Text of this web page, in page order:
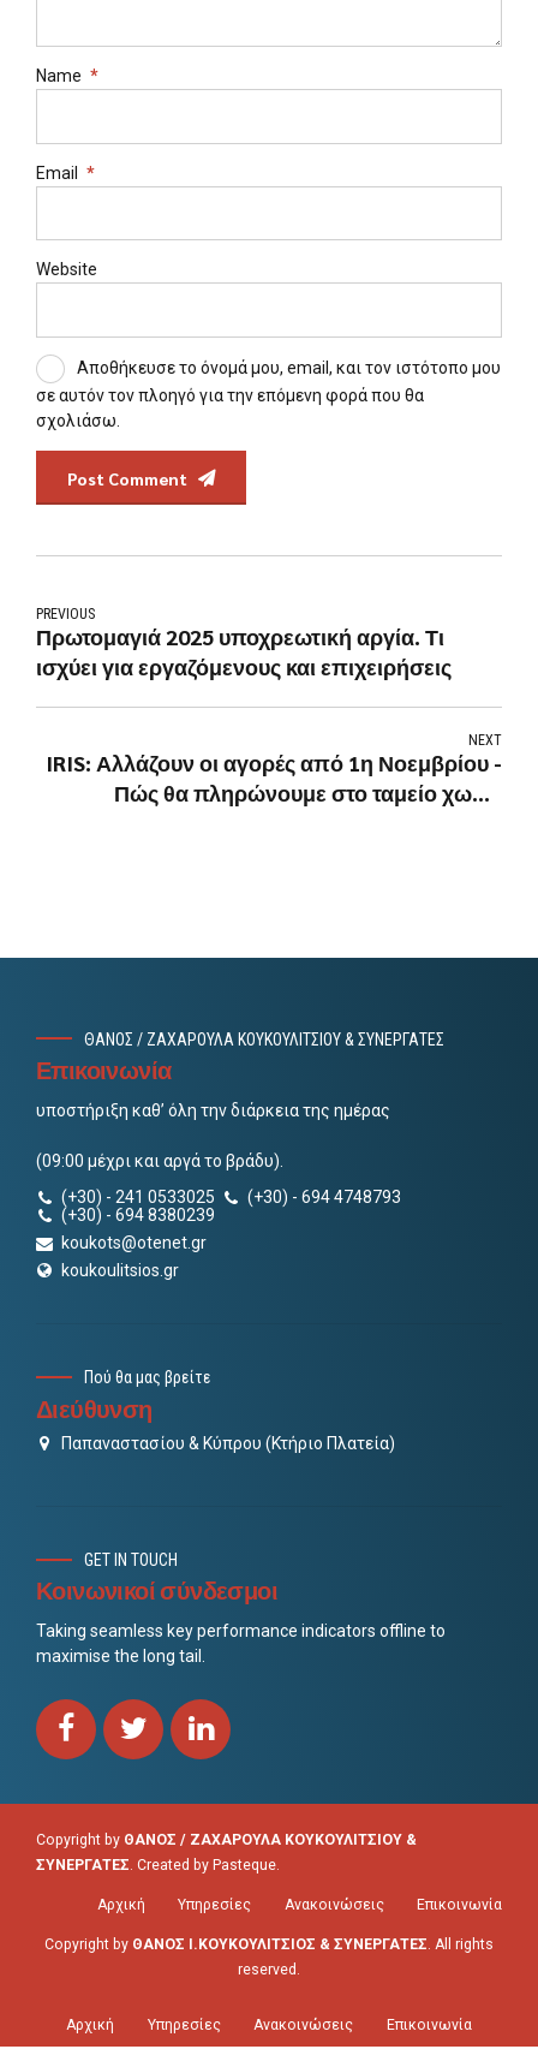
Name *
Email *
Website
Αποθήκευσε το όνομά μου, email, και τον ιστότοπο μου
σε αυτόν τον πλοηγό για την επόμενη φορά που θα
σχολιάσω.
Post Comment
PREVIOUS
Πρωτομαγιά 2025 υποχρεωτική αργία. Τι
ισχύει για εργαζόμενους και επιχειρήσεις
NEXT
IRIS: Αλλάζουν οι αγορές από 1η Νοεμβρίου -
Πώς θα πληρώνουμε στο ταμείο χωρίς
ΘΑΝΟΣ / ΖΑΧΑΡΟΥΛΑ ΚΟΥΚΟΥΛΙΤΣΙΟΥ & ΣΥΝΕΡΓΑΤΕΣ
Επικοινωνία
υποστήριξη καθ’ όλη την διάρκεια της ημέρας
(09:00 μέχρι και αργά το βράδυ).
(+30) - 241 0533025
(+30) - 694 4748793
(+30) - 694 8380239
koukots@otenet.gr
koukoulitsios.gr
Πού θα μας βρείτε
Διεύθυνση
Παπαναστασίου & Κύπρου (Κτήριο Πλατεία)
GET IN TOUCH
Κοινωνικοί σύνδεσμοι
Taking seamless key performance indicators offline to
maximise the long tail.
Copyright by ΘΑΝΟΣ / ΖΑΧΑΡΟΥΛΑ ΚΟΥΚΟΥΛΙΤΣΙΟΥ &
ΣΥΝΕΡΓΑΤΕΣ . Created by Pasteque
Αρχική Υπηρεσίες Ανακοινώσεις Επικοινωνία
Copyright by ΘΑΝΟΣ Ι.ΚΟΥΚΟΥΛΙΤΣΙΟΣ & ΣΥΝΕΡΓΑΤΕΣ. All rights
reserved.
Αρχική Υπηρεσίες Ανακοινώσεις Επικοινωνία